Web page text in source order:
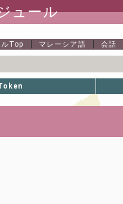
ュール
Top マレーシア語 会話